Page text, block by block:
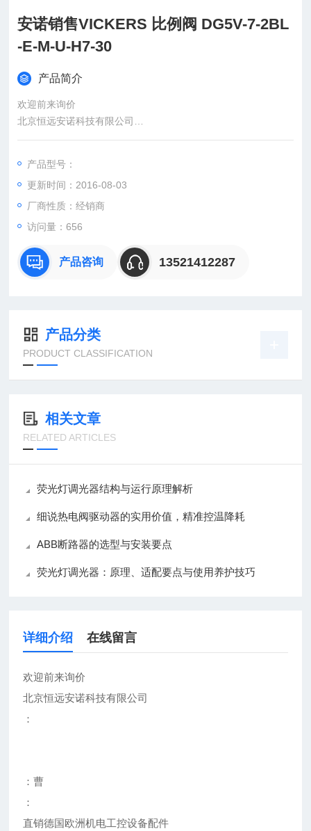
安诺销售VICKERS 比例阀 DG5V-7-2BL
-E-M-U-H7-30
产品简介
欢迎前来询价
北京恒远安诺科技有限公司
：
：曹
：
直销德国欧洲机电工控设备配件
国及欧洲生产的各类工控机电设备、仪器仪表、零配件，保证*。
公司总部
产品型号：
更新时间：2016-08-03
厂商性质：经销商
访问量：656
产品咨询 13521412287
产品分类
PRODUCT CLASSIFICATION
相关文章
RELATED ARTICLES
荧光灯调光器结构与运行原理解析
细说热电阀驱动器的实用价值，精准控温降耗
ABB断路器的选型与安装要点
荧光灯调光器：原理、适配要点与使用养护技巧
详细介绍 在线留言
欢迎前来询价
北京恒远安诺科技有限公司
：
：曹
：
直销德国欧洲机电工控设备配件